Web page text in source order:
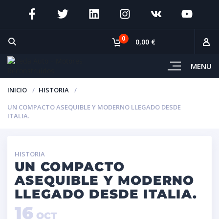
MENU
0 0,00 €
INICIO
HISTORIA
UN COMPACTO ASEQUIBLE Y MODERNO LLEGADO DESDE
ITALIA.
HISTORIA
UN COMPACTO
ASEQUIBLE Y MODERNO
LLEGADO DESDE ITALIA.
16 OCT